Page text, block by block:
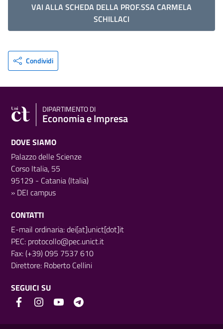
VAI ALLA SCHEDA DELLA PROF.SSA CARMELA
SCHILLACI
Condividi
DIPARTIMENTO DI
Economia e Impresa
DOVE SIAMO
Palazzo delle Scienze
Corso Italia, 55
95129 - Catania (Italia)
» DEI campus
CONTATTI
E-mail ordinaria: dei[at]unict[dot]it
PEC: protocollo@pec.unict.it
Fax: (+39) 095 7537 610
Direttore: Roberto Cellini
SEGUICI SU